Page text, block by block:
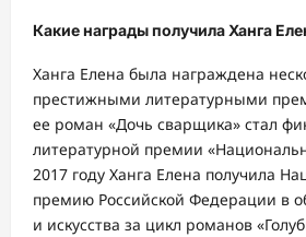
Какие награды получила Ханга
Ханга Елена была награждена
престижными литературными
ее роман «Дочь сварщика» стал
литературной премии
2017 году Ханга Елена получила
премию Российской Федерации в
и искусства за цикл романов